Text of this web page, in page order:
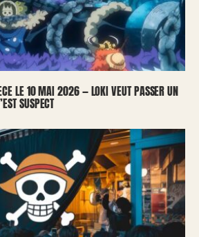
LE 10 MAI 2026 — LOKI VEUT PASSER UN
SUSPECT